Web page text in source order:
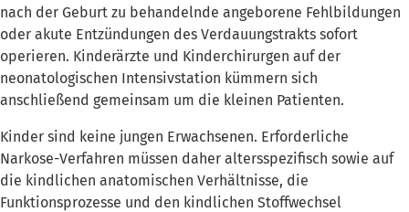
nach der Geburt zu behandelnde angeborene Fehlbildungen
oder akute Entzündungen des Verdauungstrakts sofort
operieren. Kinderärzte und Kinderchirurgen auf der
neonatologischen Intensivstation kümmern sich
anschließend gemeinsam um die kleinen Patienten.
Kinder sind keine jungen Erwachsenen. Erforderliche
Narkose-Verfahren müssen daher altersspezifisch sowie auf
die kindlichen anatomischen Verhältnisse, die
Funktionsprozesse und den kindlichen Stoffwechsel